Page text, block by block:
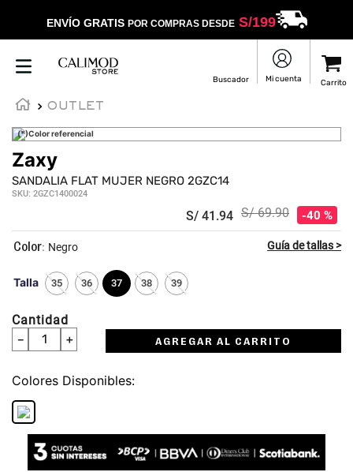
ENVÍO GRATIS POR COMPRAS DESDES/199
OUTLET
(*)Color referencial
Zaxy
SANDALIA FLAT MUJER NEGRO 2GZC14
SKU: 2GZC1400024
S/ 41 .94 S/ 69.90 40 %
Talla 35 36 37 38 39
: Negro
Cantidad
＋
－ AGREGAR AL CARRITO
Colores